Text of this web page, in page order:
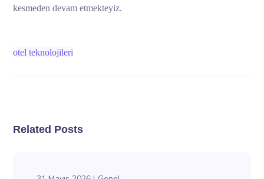
kesmeden devam etmekteyiz.
otel teknolojileri
Related Posts